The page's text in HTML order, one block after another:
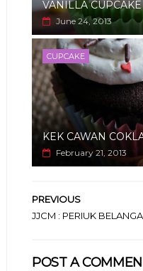
VANILLA CUPCAKE
June 24, 2013
CUPCAKE
KEK CAWAN
February 21, 2013
PREVIOUS
JJCM : PERIUK BELANGA...
POST A